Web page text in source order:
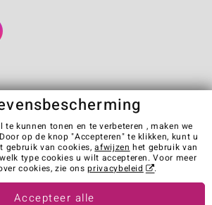
Privacybeleid
Cookies
Contact
Contract herroepen
our stores in other countries:
kunnen tonen en te verbeteren , maken we
op de knop "Accepteren" te klikken, kunt u
gebruik van cookies,afwijzen het gebruik van
type cookies u wilt accepteren. Voor meer
cookies, zie onsprivacybeleid .
Accepteer alle